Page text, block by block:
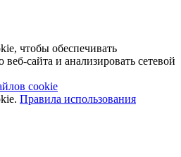
чтобы обеспечивать
сайта и анализировать сетевой
cookie
Правила использования